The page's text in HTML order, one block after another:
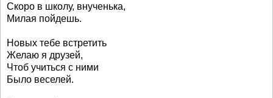
Скоро в школу, внученька,
Милая пойдешь.
Новых тебе встретить
Желаю я друзей,
Чтоб учиться с ними
Было веселей.